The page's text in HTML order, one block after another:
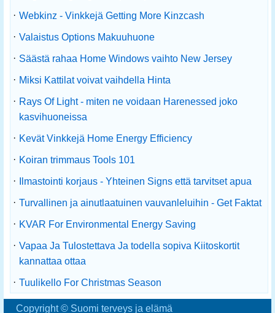
· Webkinz - Vinkkejä Getting More Kinzcash
· Valaistus Options Makuuhuone
· Säästä rahaa Home Windows vaihto New Jersey
· Miksi Kattilat voivat vaihdella Hinta
· Rays Of Light - miten ne voidaan Harenessed joko
kasvihuoneissa
· Kevät Vinkkejä Home Energy Efficiency
· Koiran trimmaus Tools 101
·
Ilmastointi korjaus - Yhteinen Signs että tarvitset apua
· Turvallinen ja ainutlaatuinen vauvanleluihin - Get Faktat
· KVAR For Environmental Energy Saving
· Vapaa Ja Tulostettava Ja todella sopiva Kiitoskortit
kannattaa ottaa
· Tuulikello For Christmas Season
Copyright © Suomi terveys ja elämä